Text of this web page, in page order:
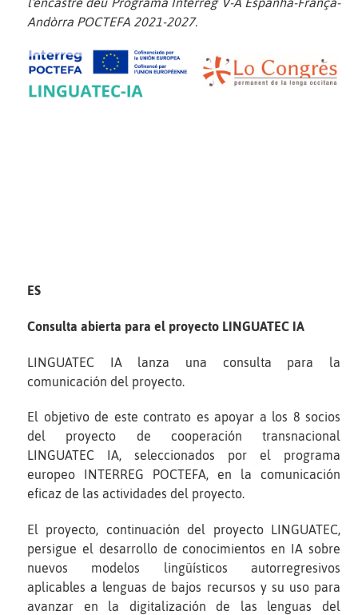
Andòrra POCTEFA 2021-2027.
ES
Consulta abierta para el proyecto LINGUATEC IA
LINGUATEC IA lanza una consulta para la
comunicación del proyecto.
El objetivo de este contrato es apoyar a los 8 socios
del proyecto de cooperación transnacional
LINGUATEC IA, seleccionados por el programa
europeo INTERREG POCTEFA, en la comunicación
eficaz de las actividades del proyecto.
El proyecto, continuación del proyecto LINGUATEC,
persigue el desarrollo de conocimientos en IA sobre
nuevos modelos lingüísticos autorregresivos
aplicables a lenguas de bajos recursos y su uso para
avanzar en la digitalización de las lenguas del